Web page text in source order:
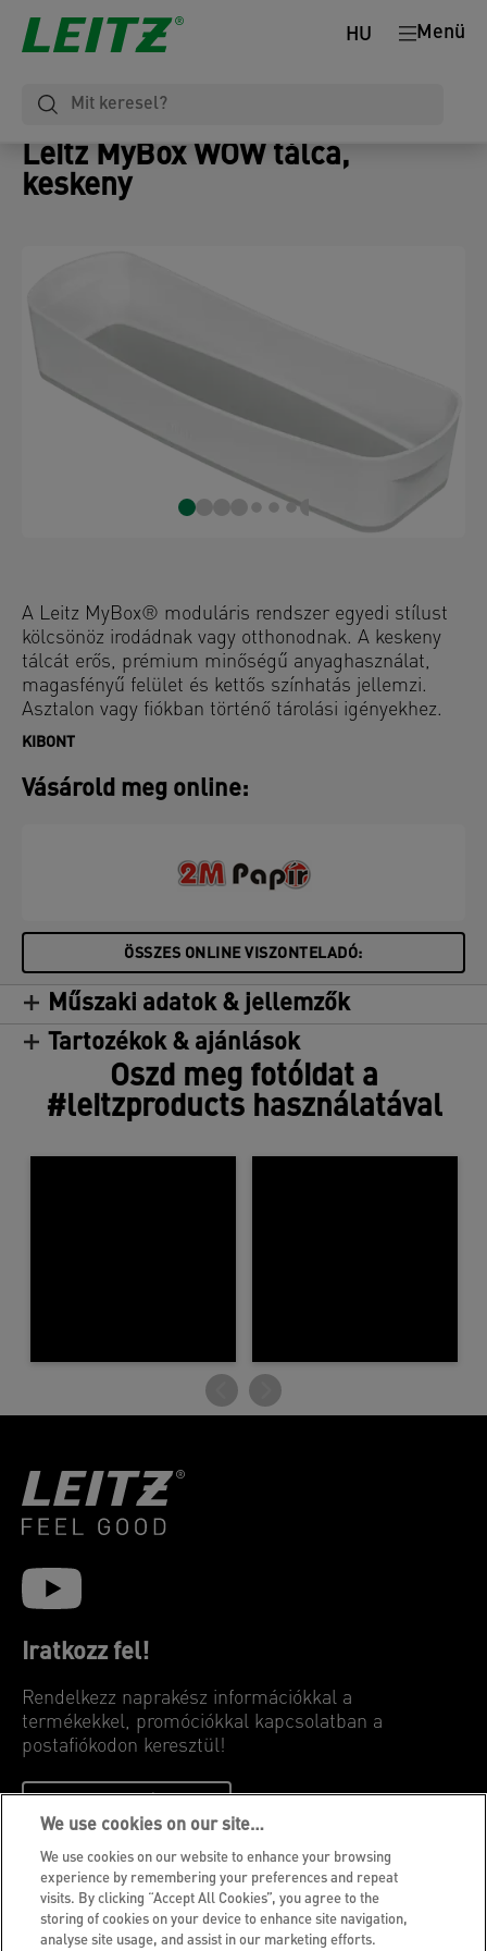
Menü
HU
Leitz MyBox WOW tálca,
keskeny
A Leitz MyBox® moduláris rendszer egyedi stílust
kölcsönöz irodádnak vagy otthonodnak. A keskeny
tálcát erős, prémium minőségű anyaghasználat,
magasfényű felület és kettős színhatás jellemzi.
Asztalon vagy fiókban történő tárolási igényekhez.
Kompatibilis a Leitz MyBox® nagy- és kisméretű
dobozzal, tollak, kisebb tárgyak rendszerezéséhez
vagy étel tárolásához. Tökéletesen kiegészíti a Leitz
KIBONT
Vásárold meg online:
ÖSSZES ONLINE VISZONTELADÓ:
Műszaki adatok & jellemzők
Tartozékok & ajánlások
Oszd meg fotóidat a
#leitzproducts használatával
Iratkozz fel!
Rendelkezz naprakész információkkal a
termékekkel, promóciókkal kapcsolatban a
postafiókodon keresztül!
Adatvédelmi nyilatkozat
Sütik
Jogi közlemény
We use cookies on our site…
We use cookies on our website to enhance your browsing
experience by remembering your preferences and repeat
visits. By clicking “Accept All Cookies”, you agree to the
storing of cookies on your device to enhance site navigation,
analyse site usage, and assist in our marketing efforts.